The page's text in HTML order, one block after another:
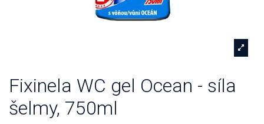
Fixinela WC gel Ocean - síla
šelmy, 750ml